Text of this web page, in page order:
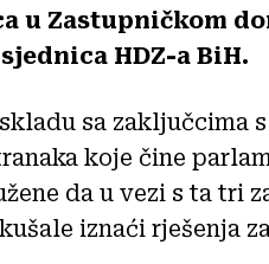
u Zastupničkom
HDZ-a BiH.
sa zaključcima
koje čine
da u vezi s ta tri
iznaći rješenja